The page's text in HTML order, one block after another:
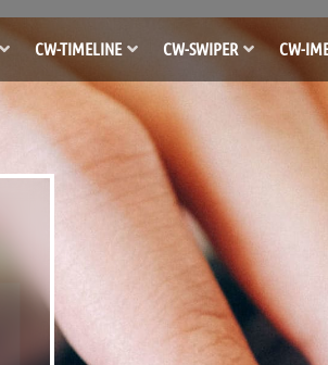
CW-TIMELINE CW-SWIPER CW-